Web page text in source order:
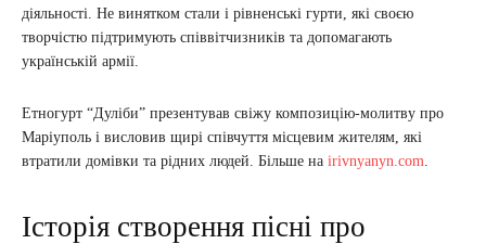
діяльності. Не винятком стали і рівненські гурти, які своєю
творчістю підтримують співвітчизників та допомагають
українській армії.
Етногурт “Дуліби” презентував свіжу композицію-молитву про
Маріуполь і висловив щирі співчуття місцевим жителям, які
втратили домівки та рідних людей. Більше на irivnyanyn.com
Історія створення пісні про